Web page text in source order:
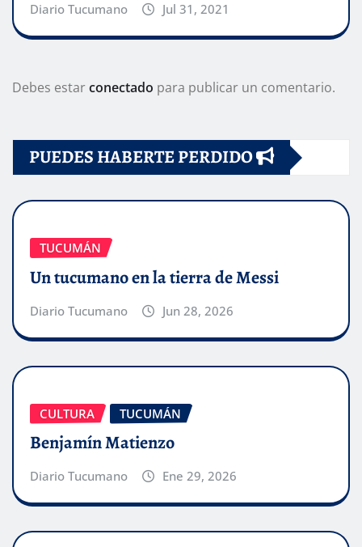
Diario Tucumano Jul 31, 2021
Debes estarconectado para publicar un comentario.
PUEDES HABERTE PERDIDO
TUCUMÁN
Un tucumano en la tierra de Messi
Diario Tucumano Jun 28, 2026
CULTURA TUCUMÁN
Benjamín Matienzo
Diario Tucumano Ene 29, 2026